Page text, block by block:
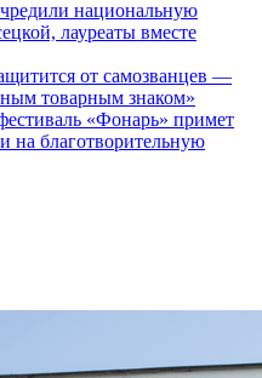
национальную
лауреаты вместе
от самозванцев —
товарным знаком»
«Фонарь» примет
на благотворительную